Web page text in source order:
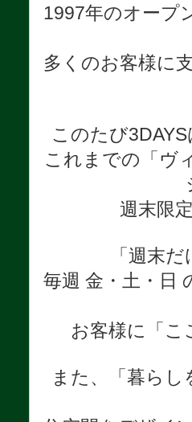
1997年のオープ
多くのお客様に
このたび
これまでの「ヴ
週末限
「週末
毎週 金・土・日
お客様に「
また、「暮ら